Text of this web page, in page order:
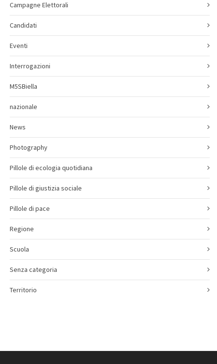
Campagne Elettorali
Candidati
Eventi
Interrogazioni
M5SBiella
nazionale
News
Photography
Pillole di ecologia quotidiana
Pillole di giustizia sociale
Pillole di pace
Regione
Scuola
Senza categoria
Territorio